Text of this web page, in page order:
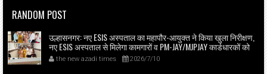
RANDOM POST
उल्हासनगर: नए ESIS अस्पताल का महापौर-आयुक्त ने किया खुला निरीक्षण,
नए ESIS अस्पताल से मिलेगा कामगारों व PM-JAY/MJPJAY कार्डधारकों को
आधुनिक स्वास्थ्य सेवा।
the new azadi times 2026/7/10